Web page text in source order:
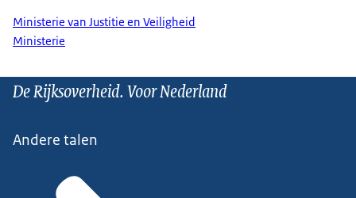
http://www.rijksoverheid.nl
informatie.
Ministerie van Justitie en Veiligheid
Ministerie
De Rijksoverheid. Voor Nederland
Andere talen